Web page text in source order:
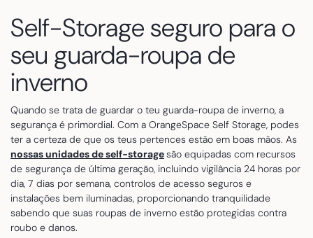
Self-Storage seguro para o
seu guarda-roupa de
inverno
Quando se trata de guardar o teu guarda-roupa de inverno, a
segurança é primordial. Com a OrangeSpace Self Storage, podes
ter a certeza de que os teus pertences estão em boas mãos. As
nossas unidades de self-storagesão equipadas com recursos
de segurança de última geração, incluindo vigilância 24 horas por
dia, 7 dias por semana, controlos de acesso seguros e
instalações bem iluminadas, proporcionando tranquilidade
sabendo que suas roupas de inverno estão protegidas contra
roubo e danos.